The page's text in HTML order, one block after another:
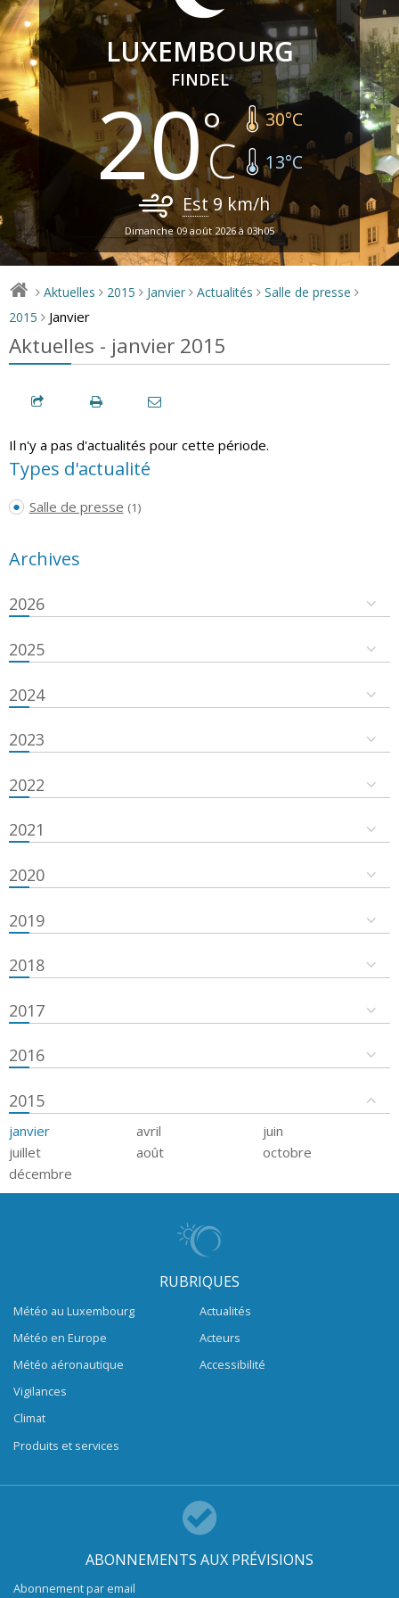
LUXEMBOURG
FINDEL
20 30°C
13°C
Est9 km/h
Dimanche 09 août 2026 à 03h05
> Aktuelles > 2015 > Janvier > Actualités > Salle de presse >
2015 > Janvier
Aktuelles - janvier 2015
Il n'y a pas d'actualités pour cette période.
Types d'actualité
Salle de presse (1)
Archives
2026
2025
2024
2023
2022
2021
2020
2019
2018
2017
2016
2015
janvier avril
juin
juillet
août
octobre
décembre
RUBRIQUES
Météo au Luxembourg
Météo en Europe
Météo aéronautique
Vigilances
Climat
Produits et services
Actualités
Acteurs
Accessibilité
ABONNEMENTS AUX PRÉVISIONS
Abonnement par email